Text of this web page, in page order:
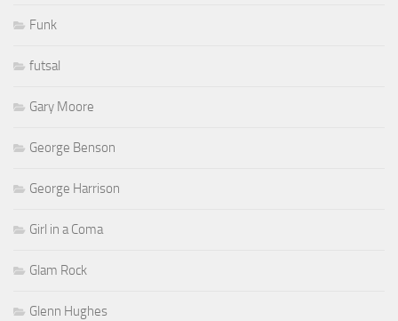
Funk
futsal
Gary Moore
George Benson
George Harrison
Girl in a Coma
Glam Rock
Glenn Hughes